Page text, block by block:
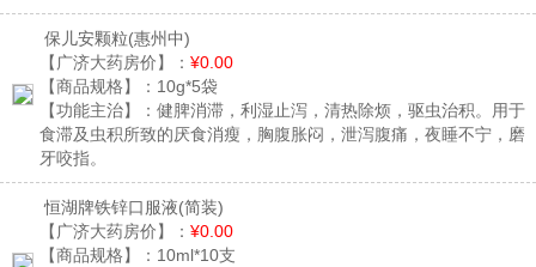
以锻炼宝宝的抓握能力。
保儿安颗粒(惠州中)
【广济大药房价】： ¥0.00
【商品规格】： 10g*5袋
【功能主治】： 健脾消滞，利湿止泻，清热除烦，驱虫治积。用于
食滞及虫积所致的厌食消瘦，胸腹胀闷，泄泻腹痛，夜睡不宁，磨
牙咬指。
恒湖牌铁锌口服液(简装)
【广济大药房价】： ¥0.00
【商品规格】： 10ml*10支